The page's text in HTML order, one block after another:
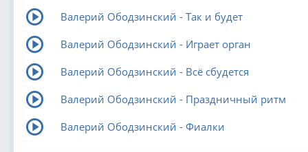
Валерий Ободзинский - Так и будет
Валерий Ободзинский - Играет орган
Валерий Ободзинский - Всё сбудется
Валерий Ободзинский - Праздничный ритм
Валерий Ободзинский - Фиалки